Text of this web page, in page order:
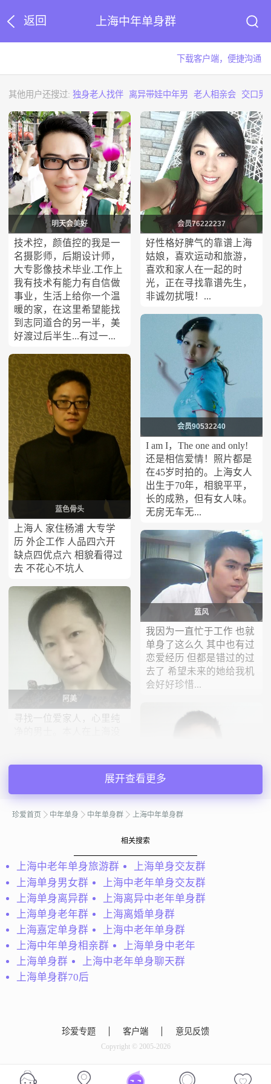
返回 上海中年单身群
下载客户端，便捷沟通
其他用户还搜过:独身老人找伴 离异带娃中年男 老人相亲会 交口男
明天会美好
技术控，颜值控的我是一
名摄影师，后期设计师，
大专影像技术毕业.工作上
我有技术有能力有自信做
事业，生活上给你一个温
暖的家，在这里希望能找
到志同道合的另一半，美
好渡过后半生...有过一...
蓝色骨头
上海人 家住杨浦 大专学
历 外企工作 人品四六开
缺点四优点六 相貌看得过
去 不花心不坑人
阿美
寻找一位爱家人，心里纯
谢谢！吸烟男士免打扰
其实不用避讳~本人有一
个乖巧的女儿 单身3年
相依偎到老。 还是需要找
会员76222237
好性格好脾气的靠谱上海
姑娘，喜欢运动和旅游，
喜欢和家人在一起的时
光，正在寻找靠谱先生，
非诚勿扰哦！...
会员90532240
I am I，The one and only!
还是相信爱情！照片都是
在45岁时拍的。上海女人
出生于70年，相貌平平，
长的成熟，但有女人味。
无房无车无...
蓝风
我因为一直忙于工作 也就
单身了这么久 其中也有过
恋爱经历 但都是错过的过
去了 希望未来的她给我机
会好好珍惜...
业工作。有时比较沉默，
找个柔顺、贤惠的伴
侣。...
妹妹
看看天枰座的女人，我 觉
对方成熟、理性，脾气随
展开查看更多
珍爱首页 中年单身 中年单身群 上海中年单身群
相关搜索
上海中老年单身旅游群
上海单身交友群
上海单身男女群
上海中老年单身交友群
上海单身离异群
上海离异中老年单身群
上海单身老年群
上海离婚单身群
上海嘉定单身群
上海中老年单身群
上海中年单身相亲群
上海单身中老年
上海单身群
上海中老年单身聊天群
上海单身群70后
珍爱专题 客户端 意见反馈
Copyright © 2005-2026